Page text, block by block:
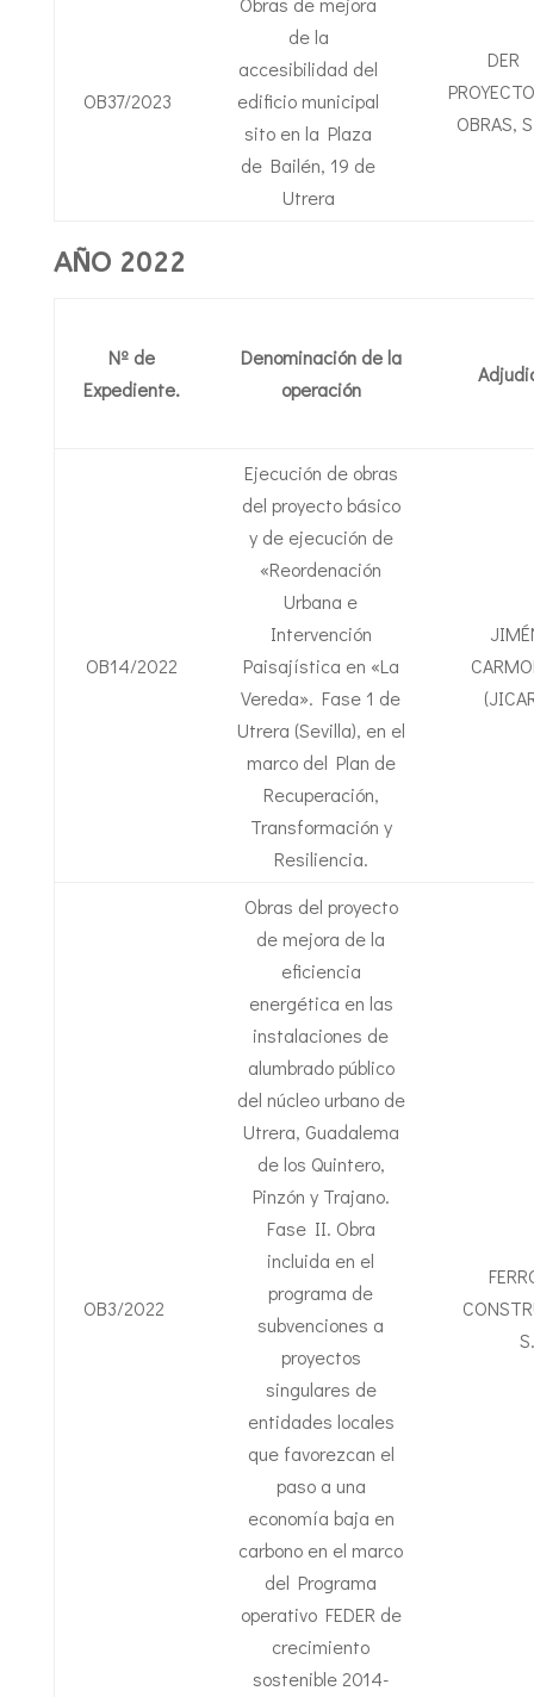
OB37/2023
de la
accesibilidad del
edificio municipal
sito en la Plaza
de Bailén, 19 de
Utrera
DER
OBRAS,
AÑO 2022
Nº de
Expediente.
Denominación de la
operación
OB14/2022
Ejecución de obras
del proyecto básico
y de ejecución de
«Reordenación
Urbana e
Intervención
Paisajística en «La
Vereda». Fase 1 de
Utrera (Sevilla), en el
marco del Plan de
Recuperación,
Transformación y
Resiliencia.
OB3/2022
Obras del proyecto
de mejora de la
eficiencia
energética en las
instalaciones de
alumbrado público
del núcleo urbano de
Utrera, Guadalema
de los Quintero,
Pinzón y Trajano.
Fase II. Obra
incluida en el
programa de
subvenciones a
proyectos
singulares de
entidades locales
que favorezcan el
paso a una
economía baja en
carbono en el marco
del Programa
operativo FEDER de
crecimiento
sostenible 2014-